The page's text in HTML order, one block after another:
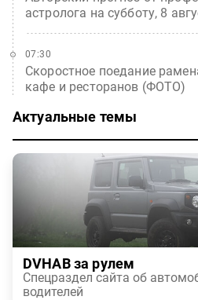
астролога на субботу, 8
Скоростное поедание
кафе и ресторанов (ФОТО)
07:30
Актуальные темы
DVHAB за рулем
Спецраздел сайта об
водителей